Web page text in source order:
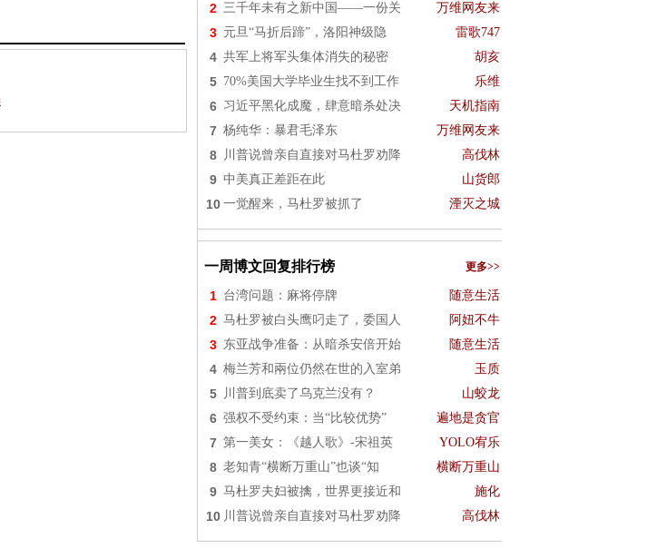
2 三千年未有之新中国——一份关 万维网友来
3 元旦“马折后蹄”，洛阳神级隐 雷歌747
4 共军上将军头集体消失的秘密 胡亥
5 70%美国大学毕业生找不到工作 乐维
6 习近平黑化成魔，肆意暗杀处决 天机指南
7 杨纯华：暴君毛泽东 万维网友来
8 川普说曾亲自直接对马杜罗劝降 高伐林
9 中美真正差距在此 山货郎
10 一觉醒来，马杜罗被抓了 湮灭之城
一周博文回复排行榜 更多>>
1 台湾问题：麻将停牌 随意生活
2 马杜罗被白头鹰叼走了，委国人 阿妞不牛
3 东亚战争准备：从暗杀安倍开始 随意生活
4 梅兰芳和兩位仍然在世的入室弟 玉质
5 川普到底卖了乌克兰没有？ 山蛟龙
6 强权不受约束：当“比较优势” 遍地是贪官
7 第一美女：《越人歌》-宋祖英 YOLO宥乐
8 老知青“横断万重山”也谈“知 横断万重山
9 马杜罗夫妇被擒，世界更接近和 施化
10 川普说曾亲自直接对马杜罗劝降 高伐林